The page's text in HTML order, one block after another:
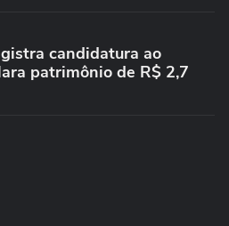
candidatura ao
patrimônio de R$ 2,7